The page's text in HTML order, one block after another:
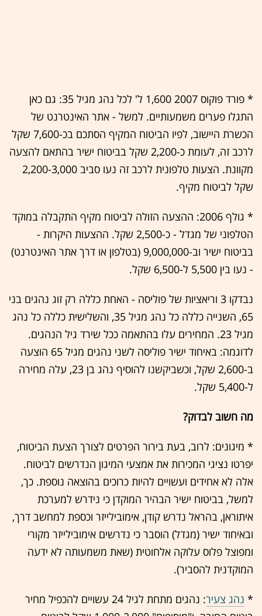
* פורד פוקוס 2007 1,600 ל' לכל נהג מגיל 35: גם כאן
התגלו פערים משמעותיים. למשל - אתר האינטרנט של
הכשרת היישוב, לפיו הביטוח המקיף הסתכם בכ-7,600 שקל
לרכב זה, לעומת כ-2,200 שקל בביטוח ישיר בהתאם להצעה
מקוונת. הצעות טלפונית לרכב זה נעו סביב 2,200-3,000
שקל לביטוח מקיף.
* גולף 2006: ההצעה הזולה לביטוח מקיף התקבלה במוקד
הטלפוני של מגדל - כ-2,500 שקל. ההצעות היקרות -
בביטוח ישיר וב-9,000,000 (בטלפון או דרך אתר האינטרנט)
- נעו בין 5,500 ל-6,500 שקל.
נבדקו 3 וריאציות של פוליסה - האחת כללה רק זוג נהגים בני
65, השנייה כללה כל נהג מגיל 35, והשלישית כללה כל נהג
מגיל 23. המחירים עלו בהתאמה ככל שירד גיל הנהגים.
לדוגמה: באיחוד ישיר פוליסה לשני נהגים מגיל 65 הוצעה
ב-2,600 שקל, וכשביקשנו להוסיף נהג בן 23, עלה מחירה
ל-5,400 שקל.
מה חשוב לבדוק?
* מיגונים: לרוב, בעת בירור הפרטים לצורך הצעת הביטוח,
יפרטו נציגי המכירות את אמצעי המיגון הנדרשים לביטוח.
אלה לא אחידים ועשויים להיות כרוכים בהוצאה נוספת. כך,
למשל, בביטוח ישיר הבהיר המוקדן כי נידרש למערכת
איתוראן, בהראל נדרש קודן, אימובילייזר וכספת למחשב דרך,
ובאיחוד ישיר (מגדל) הוסבר כי נדרשים אימובילייזר מקורי
ומפוצל פלוס עלוקה אלחוטית (שאת משמעותה לא ידעה
המוקדנית להסביר).
* נהג צעיר
: נהגים מתחת לגיל 24 עשויים להכפיל מחיר